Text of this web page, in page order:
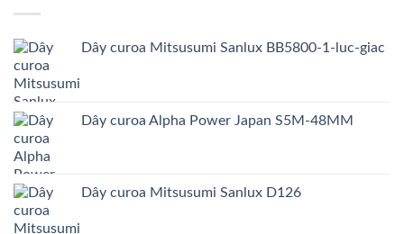
Dây curoa Mitsusumi Sanlux BB5800-1-luc-giac
Dây curoa Alpha Power Japan S5M-48MM
Dây curoa Mitsusumi Sanlux D126